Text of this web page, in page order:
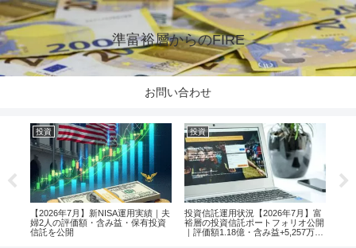
準富裕層からのFIRE
お問い合わせ
投資
【2026年7月】新NISA運用実績｜夫
婦2人の評価額・含み益・保有投資
信託を公開
投資
投資信託運用状況【2026年7月】富
裕層の投資信託ポートフォリオ公開
｜評価額1.18億・含み益+5,257万円